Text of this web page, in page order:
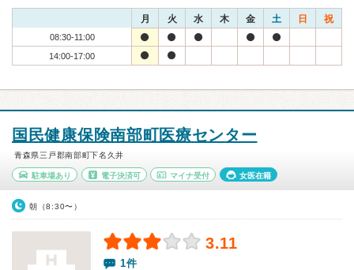
月 火 水 木 金 土 日 祝
08:30-11:00
14:00-17:00
国民健康保険南部町医療センター
青森県三戸郡南部町下名久井
駐車場あり 電子決済可 マイナ受付 女医在籍
朝（8:30〜）
3.11
1件